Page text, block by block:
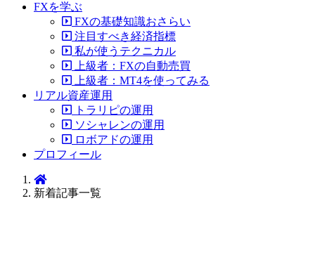
FXを学ぶ
FXの基礎知識おさらい
注目すべき経済指標
私が使うテクニカル
上級者：FXの自動売買
上級者：MT4を使ってみる
リアル資産運用
トラリピの運用
ソシャレンの運用
ロボアドの運用
プロフィール
新着記事一覧